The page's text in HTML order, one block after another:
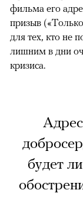
фильма его
призыв
для тех, кто не
лишним в дни
кризиса.
будет